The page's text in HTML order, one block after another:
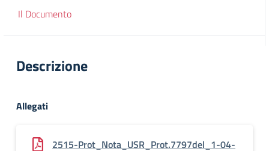
Il Documento
Descrizione
Allegati
2515-Prot_Nota_USR_Prot.7797del_1-04-